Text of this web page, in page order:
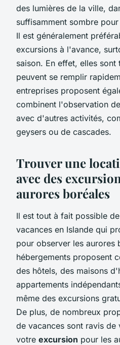
des lumières de la ville,
suffisamment sombre
Il est généralement
excursions à l'avance,
saison. En effet, elles sont
peuvent se remplir
entreprises proposent
combinent l'observation
avec d'autres activités,
geysers ou de cascades.
Trouver une
avec des
aurores boréales
Il est tout à fait possible
vacances en Islande qui
pour observer les aurores
hébergements proposent
des hôtels, des maisons
appartements
même des excursions
De plus, de nombreux
de vacances sont ravis de
votre excursion pour les